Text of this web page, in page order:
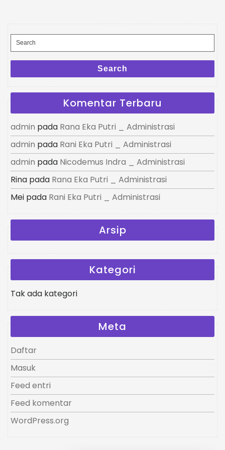
Search
for:
Search
Komentar Terbaru
admin pada Rana Eka Putri _ Administrasi
admin pada Rani Eka Putri _ Administrasi
admin pada Nicodemus Indra _ Administrasi
Rina pada Rana Eka Putri _ Administrasi
Mei pada Rani Eka Putri _ Administrasi
Arsip
Kategori
Tak ada kategori
Meta
Daftar
Masuk
Feed entri
Feed komentar
WordPress.org